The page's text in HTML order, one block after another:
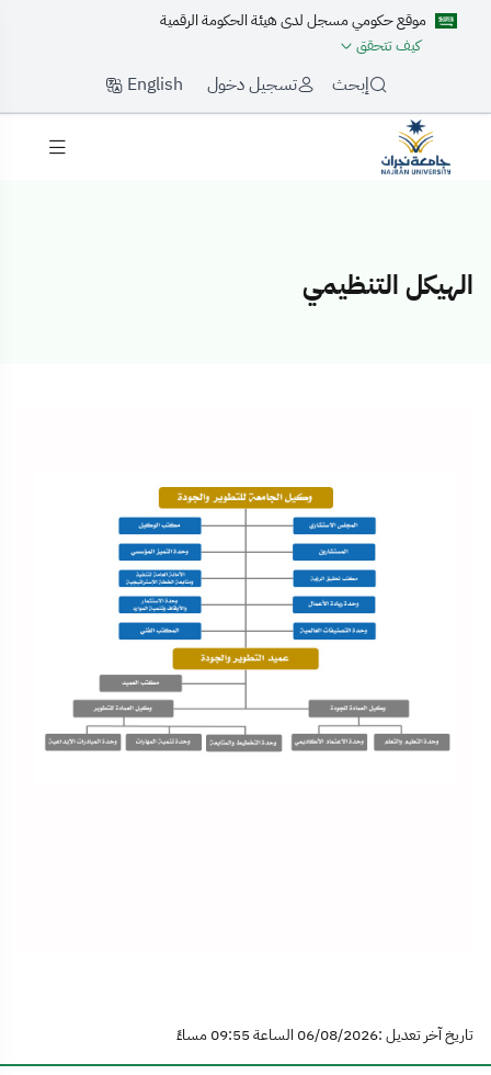
موقع حكومي مسجل لدى هيئة الحكومة الرقمية
كيف تتحقق
إبحث تسجيل دخول English
الهيكل التنظيمي
تاريخ آخر تعديل :06/08/2026 الساعة 09:55 مساءً